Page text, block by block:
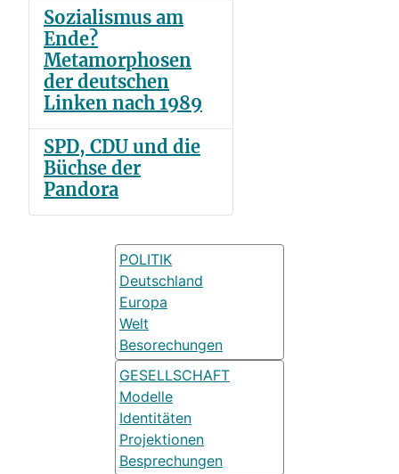
Sozialismus am
Ende?
Metamorphosen
der deutschen
Linken nach 1989
SPD, CDU und die
Büchse der
Pandora
POLITIK
Deutschland
Europa
Welt
Besorechungen
GESELLSCHAFT
Modelle
Identitäten
Projektionen
Besprechungen